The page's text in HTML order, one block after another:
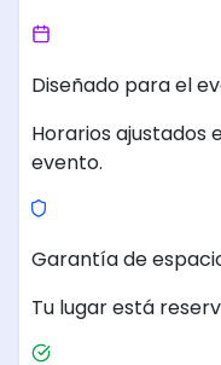
Diseñado para el
Horarios
evento.
Garantía de
Tu lugar está